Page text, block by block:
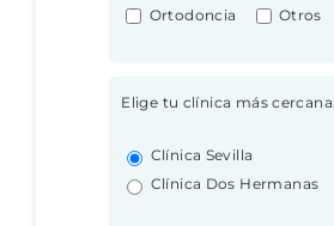
Ortodoncia
Otros
Elige tu clínica más cercana:
Clínica Sevilla
Clínica Dos Hermanas